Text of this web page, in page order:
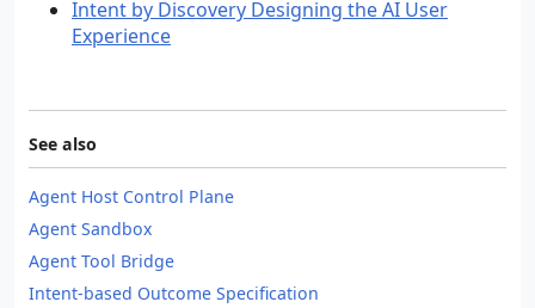
Intent by Discovery Designing the AI User
Experience
See also
Agent Host Control Plane
Agent Sandbox
Agent Tool Bridge
Intent-based Outcome Specification